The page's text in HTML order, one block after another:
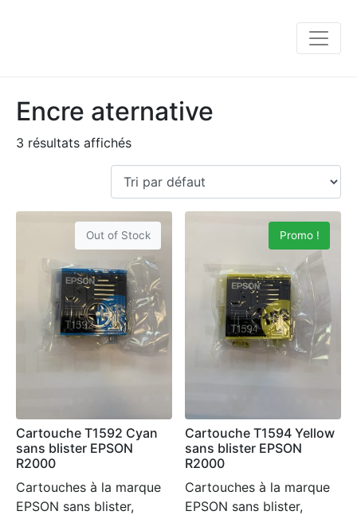
Encre aternative
3 résultats affichés
Out of Stock
Cartouche T1592 Cyan
sans blister EPSON
R2000
Cartouches à la marque
EPSON sans blister,
Promo !
Cartouche T1594 Yellow
sans blister EPSON
R2000
Cartouches à la marque
EPSON sans blister,